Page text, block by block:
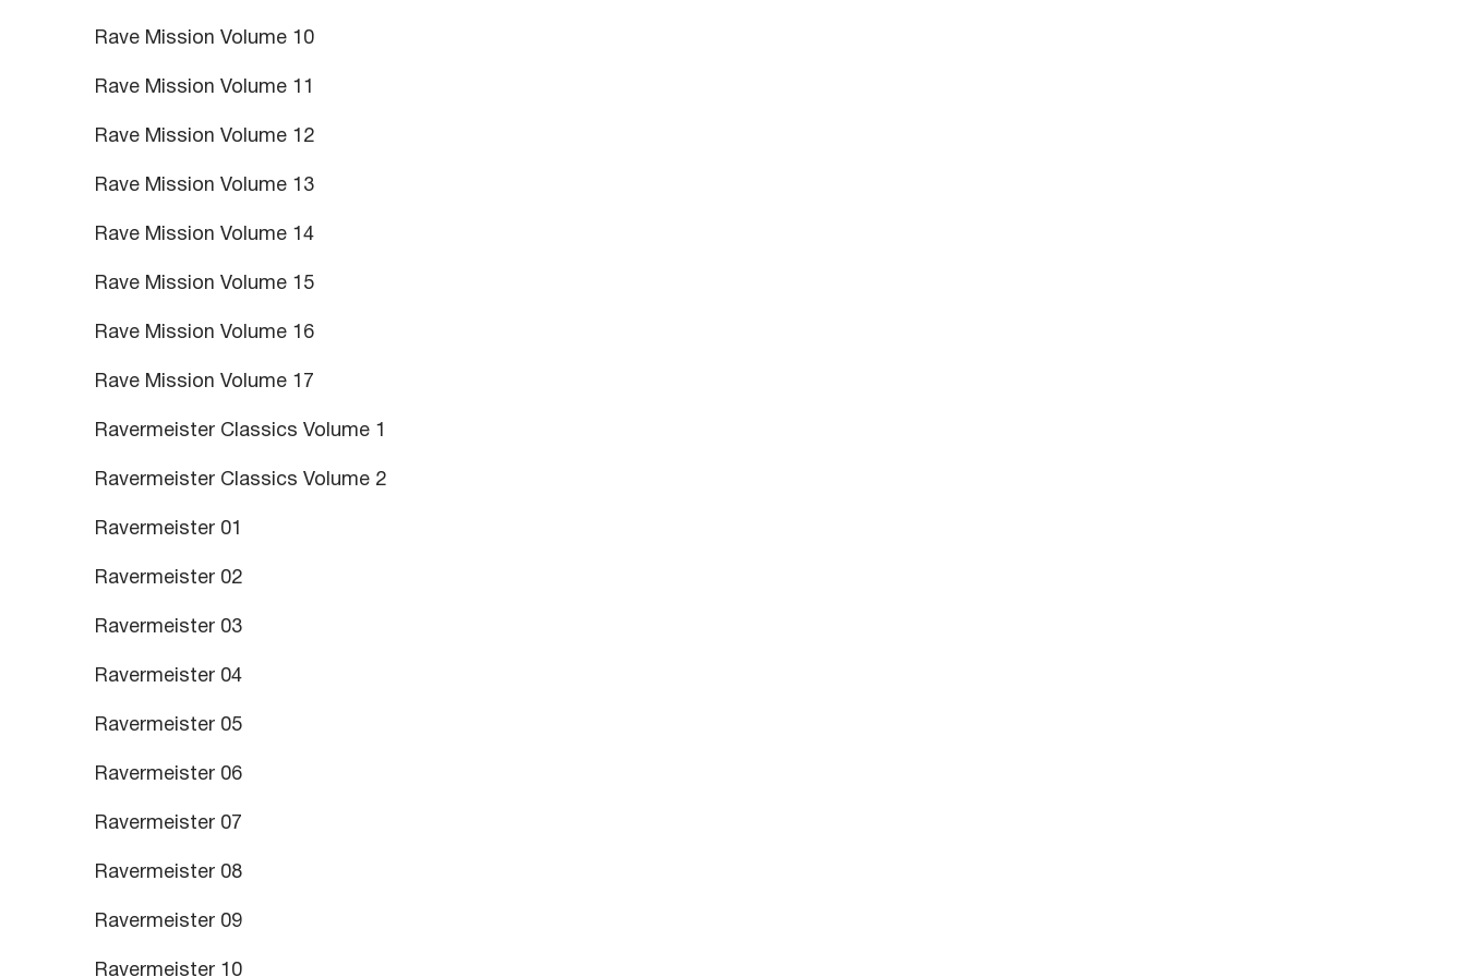
Rave Mission Volume 10
Rave Mission Volume 11
Rave Mission Volume 12
Rave Mission Volume 13
Rave Mission Volume 14
Rave Mission Volume 15
Rave Mission Volume 16
Rave Mission Volume 17
Ravermeister Classics Volume 1
Ravermeister Classics Volume 2
Ravermeister 01
Ravermeister 02
Ravermeister 03
Ravermeister 04
Ravermeister 05
Ravermeister 06
Ravermeister 07
Ravermeister 08
Ravermeister 09
Ravermeister 10